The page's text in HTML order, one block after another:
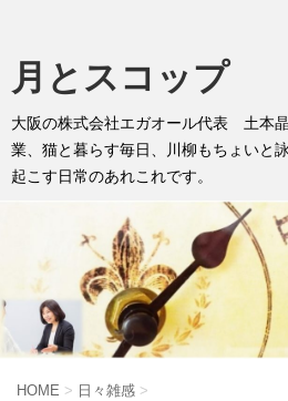
月とスコップ
大阪の株式会社エガオール代表 土本
業、猫と暮らす毎日、川柳もちょいと
起こす日常のあれこれです。
HOME > 日々雑感 >